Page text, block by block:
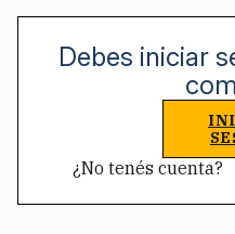
Debes iniciar
¿No tenés cuenta?